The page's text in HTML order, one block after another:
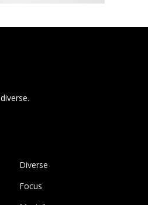
Diverse
Focus